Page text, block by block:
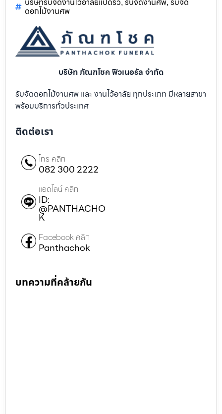
, ,
ดอกไม้งานศพ
บริษัท ภัณฑโชค ฟิวเนอรัล จำกัด
รับจัดดอกไม้งานศพ และ งานไว้อาลัย ทุกประเภท มีหลายสาขา
พร้อมบริการทั่วประเทศ
ติดต่อเรา
โทร คลิก
082 300 2222
แอดไลน์ คลิก
ID:
@PANTHACHO
K
Facebook คลิก
Panthachok
บทความที่คล้ายกัน